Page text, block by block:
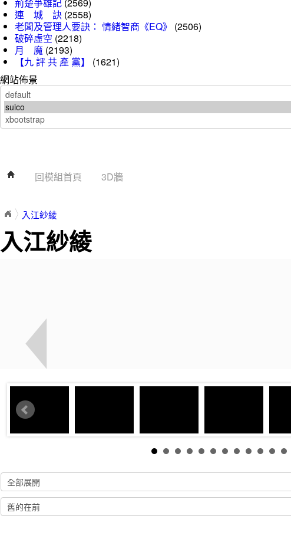
荊楚爭雄記 (2569)
連 城 訣 (2558)
老闆及管理人要訣： 情緒智商《EQ》 (2506)
破碎虛空 (2218)
月 魔 (2193)
【九 評 共 產 黨】
(1621)
網站佈景
回模組首頁 3D牆
入江紗綾
入江紗綾